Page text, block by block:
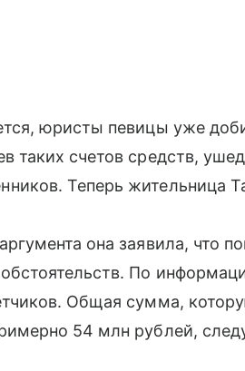
юристы певицы уже
таких счетов средств,
Теперь жительница
она заявила, что
По
Общая сумма,
54 млн рублей,